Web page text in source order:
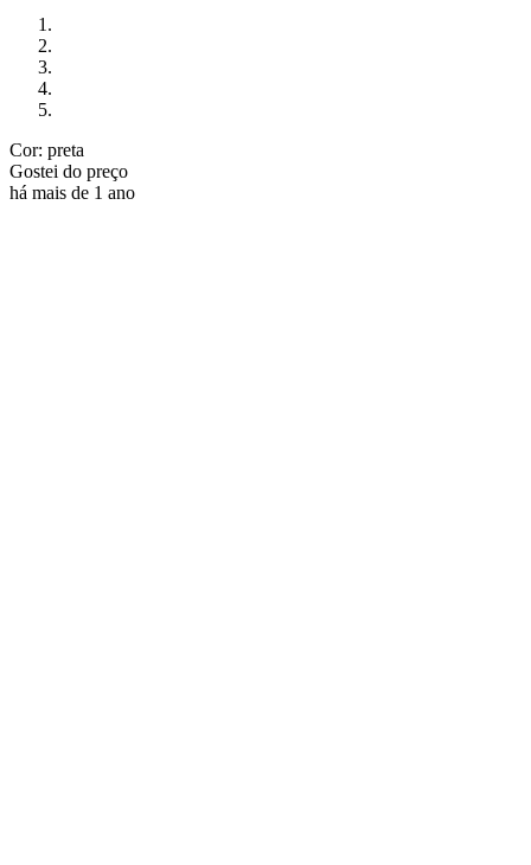
Cor: preta
Gostei do preço
há mais de 1 ano